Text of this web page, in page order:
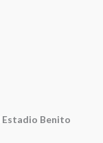
Estadio Benito